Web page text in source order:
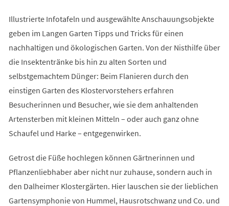
Illustrierte Infotafeln und ausgewählte Anschauungsobjekte
geben im Langen Garten Tipps und Tricks für einen
nachhaltigen und ökologischen Garten. Von der Nisthilfe über
die Insektentränke bis hin zu alten Sorten und
selbstgemachtem Dünger: Beim Flanieren durch den
einstigen Garten des Klostervorstehers erfahren
Besucherinnen und Besucher, wie sie dem anhaltenden
Artensterben mit kleinen Mitteln – oder auch ganz ohne
Schaufel und Harke – entgegenwirken.
Getrost die Füße hochlegen können Gärtnerinnen und
Pflanzenliebhaber aber nicht nur zuhause, sondern auch in
den Dalheimer Klostergärten. Hier lauschen sie der lieblichen
Gartensymphonie von Hummel, Hausrotschwanz und Co. und